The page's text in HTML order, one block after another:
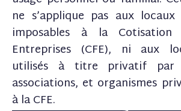
ne s’applique pas aux locaux
imposables à la Cotisation
Entreprises (CFE), ni aux
utilisés à titre privatif par
associations, et organismes
à la CFE.